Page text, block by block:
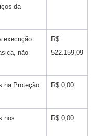
da
execução
não
R$
522.159,09
na Proteção
R$ 0,00
nos
R$ 0,00